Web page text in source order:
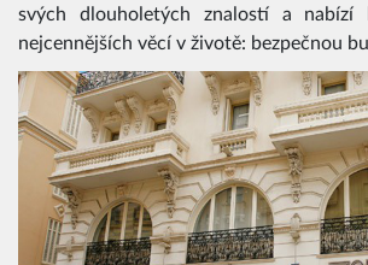
svých dlouholetých znalostí a nabízí
nejcennějších věcí v životě: bezpečnou